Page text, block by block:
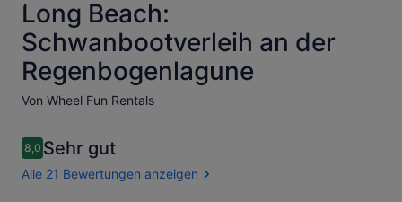
Long Beach:
Schwanbootverleih an der
Regenbogenlagune
Von Wheel Fun Rentals
Bewertungen
8,08,0 von 10.
Sehr gut
Alle 21 Bewertungen anzeigen